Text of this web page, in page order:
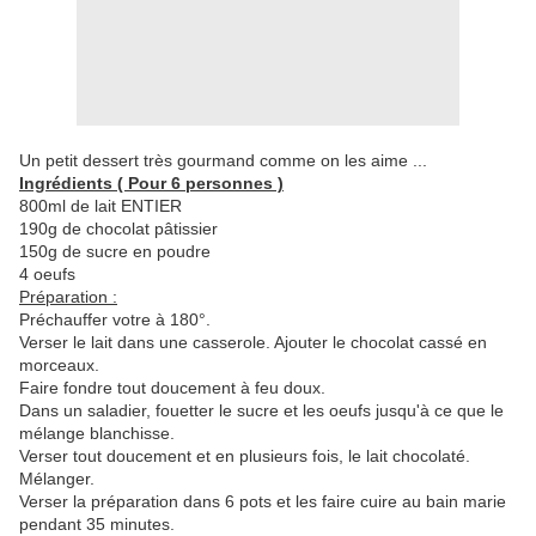
Un petit dessert très gourmand comme on les aime ...
Ingrédients ( Pour 6 personnes )
800ml de lait ENTIER
190g de chocolat pâtissier
150g de sucre en poudre
4 oeufs
Préparation :
Préchauffer votre à 180°.
Verser le lait dans une casserole. Ajouter le chocolat cassé en
morceaux.
Faire fondre tout doucement à feu doux.
Dans un saladier, fouetter le sucre et les oeufs jusqu'à ce que le
mélange blanchisse.
Verser tout doucement et en plusieurs fois, le lait chocolaté.
Mélanger.
Verser la préparation dans 6 pots et les faire cuire au bain marie
pendant 35 minutes.